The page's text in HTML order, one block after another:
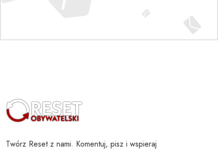
Twórz Reset z nami. Komentuj, pisz i wspieraj